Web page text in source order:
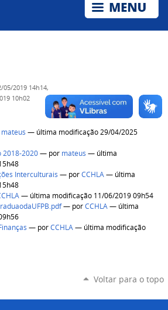
05/2019 14h14,
10h02
mateus — última modificação 29/04/2025
2018-2020— por mateus — última
Interculturais — porCCHLA— última
— última modificação 11/06/2019 09h54
— porCCHLA— última
— porCCHLA— última modificação
Voltar para o topo